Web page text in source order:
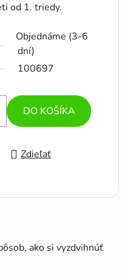
od 1. triedy.
Objednáme (3-6
dní)
100697
DO KOŠÍKA
Zdieľať
ako si vyzdvihnúť